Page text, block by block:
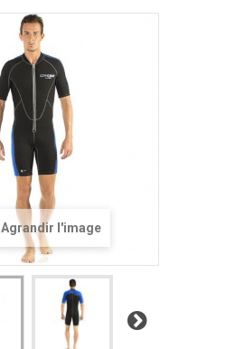
Agrandir l'image
Suivant